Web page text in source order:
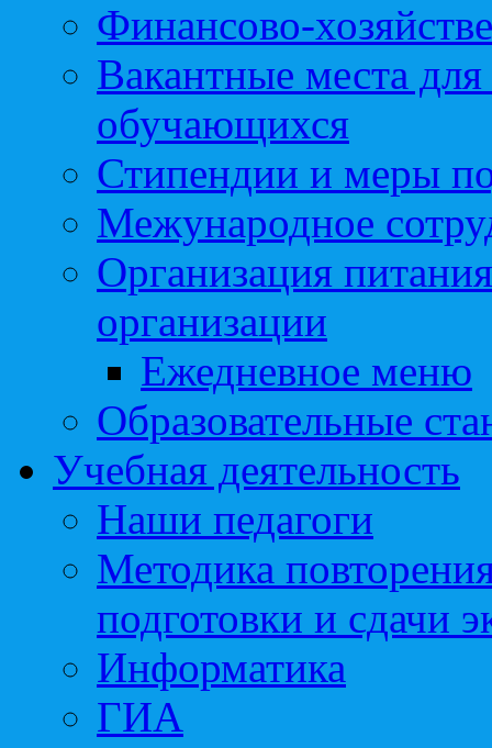
Финансово-
Вакантные места
обучающихся
Стипендии и меры
Межународное
Организация
организации
Ежедневное меню
Образовательные
Учебная деятельность
Наши педагоги
Методика
подготовки и сдачи
Информатика
ГИА